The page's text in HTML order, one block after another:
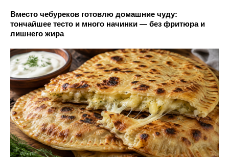
Вместо чебуреков готовлю домашние чуду:
тончайшее тесто и много начинки — без фритюра и
лишнего жира